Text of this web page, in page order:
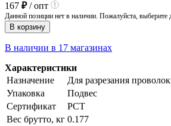
167 ₽/ опт
Данной позиции нет в наличии. Пожалуйста, выберите
В корзину
В наличии в 17 магазинах
Характеристики
Назначение
Для разрезания
Упаковка
Подвес
Сертификат
РСТ
Вес брутто, кг 0.177